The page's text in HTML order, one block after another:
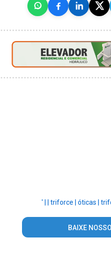
' | triforce | óticas |
BAIXE